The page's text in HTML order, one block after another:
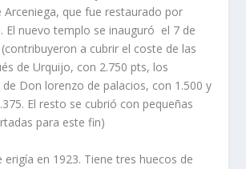
Arceniega, que fue restaurado por
El nuevo templo se inauguró el 7 de
a cubrir el coste de las
de Urquijo, con 2.750 pts, los
Don lorenzo de palacios, con 1.500 y
El resto se cubrió con pequeñas
para este fin)
erigía en 1923. Tiene tres huecos de